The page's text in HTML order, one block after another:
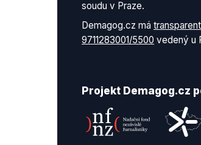
soudu v Praze.
Demagog.cz má
9711283001/5500 vedený u
Projekt Demagog.cz